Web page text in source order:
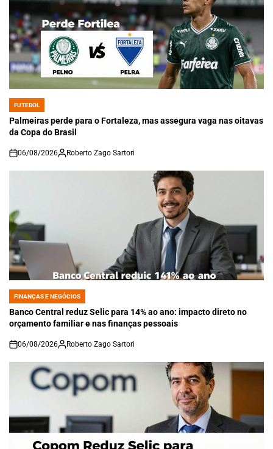
POSTED
IN
FUTEBOL
Palmeiras perde para o Fortaleza, mas assegura vaga nas oitavas
da Copa do Brasil
on
06/08/2026 Roberto Zago Sartori
POSTED
IN
FINANÇAS E NEGÓCIOS
Banco Central reduz Selic para 14% ao ano: impacto direto no
orçamento familiar e nas finanças pessoais
on
06/08/2026 Roberto Zago Sartori